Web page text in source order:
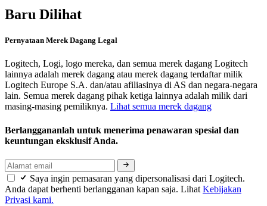
Baru Dilihat
Pernyataan Merek Dagang Legal
Logitech, Logi, logo mereka, dan semua merek dagang Logitech
lainnya adalah merek dagang atau merek dagang terdaftar milik
Logitech Europe S.A. dan/atau afiliasinya di AS dan negara-negara
lain. Semua merek dagang pihak ketiga lainnya adalah milik dari
masing-masing pemiliknya. Lihat semua merek dagang
Berlanggananlah untuk menerima penawaran spesial dan
keuntungan eksklusif Anda.
Saya ingin pemasaran yang dipersonalisasi dari Logitech.
Anda dapat berhenti berlangganan kapan saja. Lihat Kebijakan
Privasi kami.